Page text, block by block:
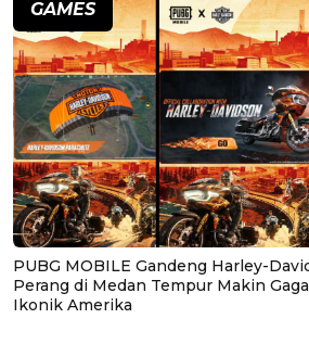
GAMES
PUBG MOBILE Gandeng Harley-
Perang di Medan Tempur Makin
Ikonik Amerika